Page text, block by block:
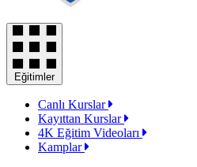
Eğitimler
Canlı Kurslar
Kayıttan Kurslar
4K Eğitim Videoları
Kamplar